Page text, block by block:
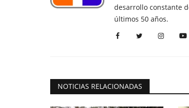
desarrollo constante
últimos 50 años.
NOTICIAS RELACIONADAS